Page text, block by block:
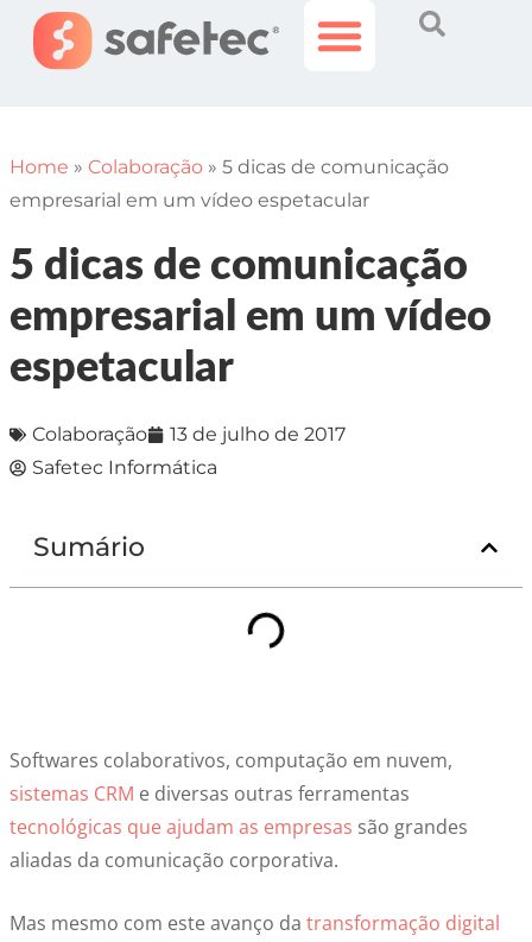
Home » Colaboração » 5 dicas de comunicação
empresarial em um vídeo espetacular
5 dicas de comunicação
empresarial em um vídeo
espetacular
Colaboração
13 de julho de 2017
Safetec Informática
Sumário
Softwares colaborativos, computação em nuvem,
sistemas CRM e diversas outras ferramentas
tecnológicas que ajudam as empresas são grandes
aliadas da comunicação corporativa.
Mas mesmo com este avanço da transformação digital